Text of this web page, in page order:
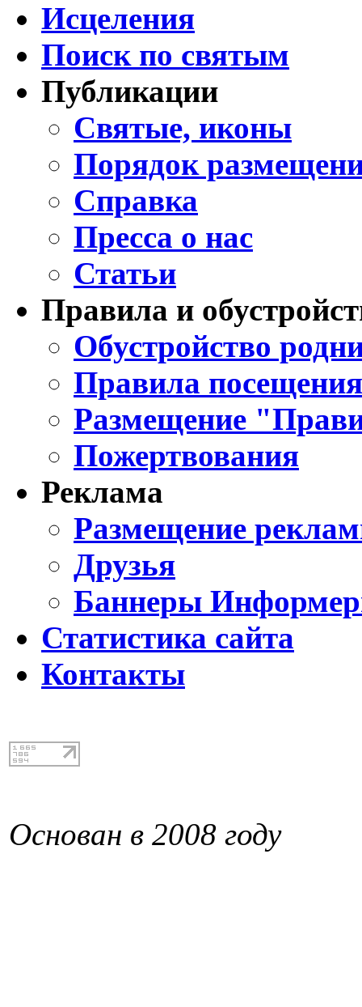
Исцеления
Поиск по святым
Публикации
Святые, иконы
Порядок
Справка
Пресса о нас
Статьи
Правила и
Обустройство
Правила
Размещение
Пожертвования
Реклама
Размещение
Друзья
Баннеры
Статистика сайта
Контакты
Основан в 2008 году